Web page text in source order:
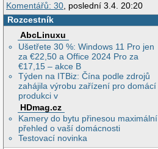
Komentářů: 30, poslední 3.4. 20:20
Rozcestník
AbcLinuxu
Ušetřete 30 %: Windows 11 Pro jen
za €22,50 a Office 2024 Pro za
€17,15 – akce B
Týden na ITBiz: Čína podle zdrojů
zahájila výrobu zařízení pro domácí
produkci v
HDmag.cz
Kamery do bytu přinesou maximální
přehled o vaší domácnosti
Testovací novinka